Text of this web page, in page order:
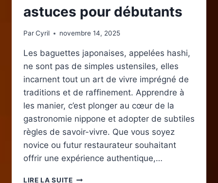
astuces pour débutants
ParCyril novembre 14, 2025
Les baguettes japonaises, appelées hashi,
ne sont pas de simples ustensiles, elles
incarnent tout un art de vivre imprégné de
traditions et de raffinement. Apprendre à
les manier, c’est plonger au cœur de la
gastronomie nippone et adopter de subtiles
règles de savoir-vivre. Que vous soyez
novice ou futur restaurateur souhaitant
offrir une expérience authentique,…
LIRE LA SUITEAPPRENDRE